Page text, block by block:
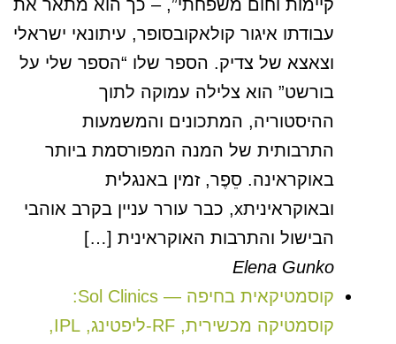
קיימות וחום משפחתי”, – כך הוא מתאר את
עבודתו איגור קולאקובסופר, עיתונאי ישראלי
וצאצא של צדיק. הספר שלו “הספר שלי על
בורשט” הוא צלילה עמוקה לתוך
ההיסטוריה, המתכונים והמשמעות
התרבותית של המנה המפורסמת ביותר
באוקראינה. סֵפֶר, זמין באנגלית
ובאוקראיניתx, כבר עורר עניין בקרב אוהבי
הבישול והתרבות האוקראינית […]
Elena Gunko
קוסמטיקאית בחיפה — Sol Clinics:
קוסמטיקה מכשירית, RF-ליפטינג, IPL,